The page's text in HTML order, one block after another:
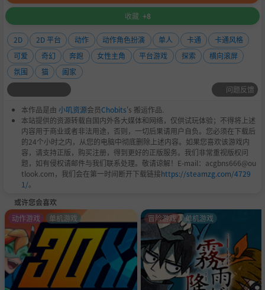
收藏 +8
2D 2D 平台 动作 动作角色扮演 单人 卡通
卡通风格
可爱
奇幻 奔跑 女性主角 平台游戏 探索
横向滚屏
氛围
猫
阖家
问题反馈
本作品是由 小叽资源会员Chobits's 搬运作品.
本站提供的资源转载自国内外各大媒体和网络，仅供试玩体验；不得将上述
内容用于商业或者非法用途，否则，一切后果请用户自负。您必须在下载后
的24个小时之内，从您的电脑中彻底删除上述内容。如果您喜欢该游戏内
容，请支持正版，购买注册，得到更好的正版服务。我们非常重视版权问
题，如有侵权请邮件与我们联系处理。敬请谅解！E-mail：acgbns666@ou
tlook.com，我们会在第一时间断开下载链接https://steamzg.com/4729
1/。
或许您会喜欢
动作游戏 单机游戏 冒险游戏 单机游戏